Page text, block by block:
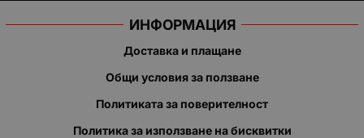
ИНФОРМАЦИЯ
Доставка и плащане
Общи условия за ползване
Политиката за поверителност
Политика за използване на бисквитки